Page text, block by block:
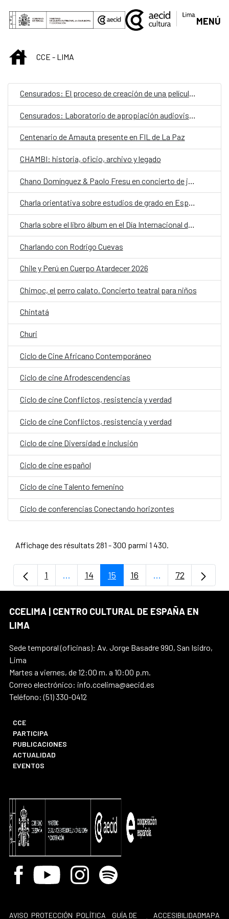
Saut au contenu principal
MENÚ
INICIOCCE - LIMA
Censurados: El proceso de creación de una película documental
Centenario de Amauta presente en FIL de La Paz
CHAMBI: historia, oficio, archivo y legado
Charla orientativa sobre estudios de grado en España
Charla sobre el libro álbum en el Día Internacional del Libro Infantil
Charlando con Rodrigo Cuevas
Chile y Perú en Cuerpo Atardecer 2026
Chimoc, el perro calato. Concierto teatral para niños
Chintatá
Churi
Ciclo de Cine Africano Contemporáneo
Ciclo de cine Afrodescendencias
Ciclo de cine Conflictos, resistencia y verdad
Ciclo de cine Conflictos, resistencia y verdad
Ciclo de cine Diversidad e inclusión
Ciclo de cine español
Ciclo de cine Talento femenino
Ciclo de conferencias Conectando horizontes
Affichage des résultats 281 - 300 parmi 1 430.
Page
1 ...Pages intermédiaires Utilisez TAB pour
Page
14 Page
15 Page
16 ...PagesPage
72
CCELIMA | CENTRO CULTURAL DE ESPAÑA EN
LIMA
Sede temporal (oficinas): Av. Jorge Basadre 990, San Isidro,
Lima
Martes a viernes, de 12:00 m. a 10:00 p.m.
Correo electrónico: info.ccelima@aecid.es
Teléfono: (51) 330-0412
CCE
PARTICIPA
PUBLICACIONES
ACTUALIDAD
EVENTOS
Facebook
Youtube InstagramSpotify
AVISO PROTECCIÓN POLÍTICA
GUÍA DE
ACCESIBILIDADMAPA